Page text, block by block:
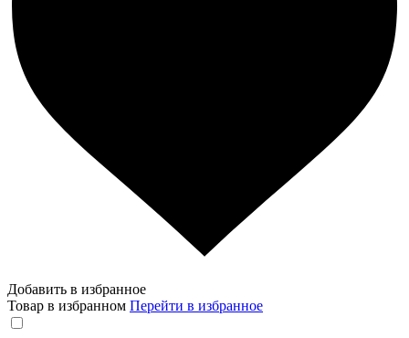
Добавить в избранное
Товар в избранном Перейти в избранное